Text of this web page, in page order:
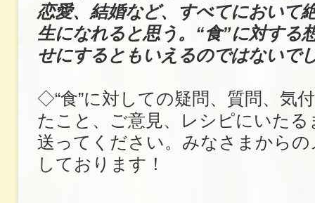
恋愛、結婚など、すべてにおいて
生になれると思う。“食”に対する
せにするともいえるのではないで
◇“食”に対しての疑問、質問、気
たこと、ご意見、レシピにいた
送ってください。みなさまから
しております！